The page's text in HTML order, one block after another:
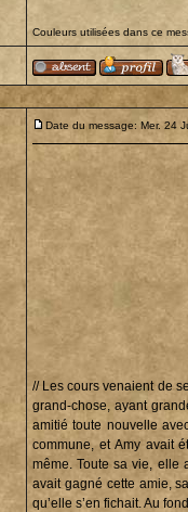
Couleurs utilisées dans ce
Date du message: Mer. 24
// Les cours venaient de
grand-chose, ayant
amitié toute nouvelle
commune, et Amy avait
même. Toute sa vie, elle
avait gagné cette amie,
qu’elle s’en fichait. Au